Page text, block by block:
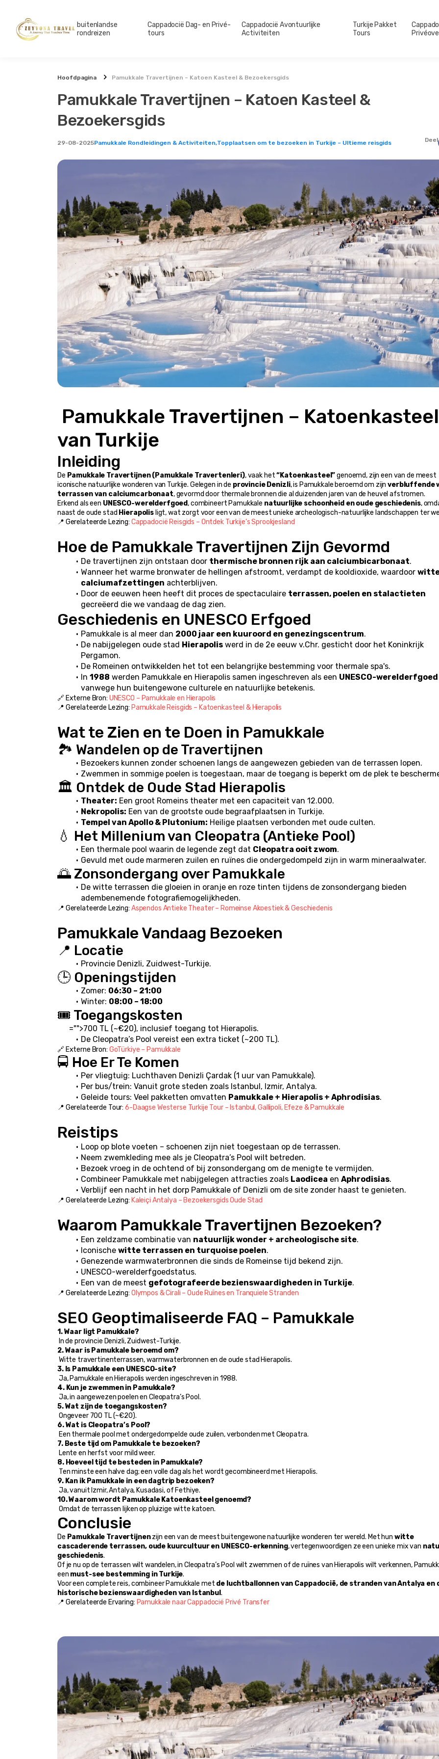
buitenlandse
rondreizen
Cappadocië Dag- en Privé-
tours
Cappadocië Avontuurlijke
Activiteiten
Turkije Pakket
Tours
Hoofdpagina Pamukkale Travertijnen – Katoen Kasteel & Bezoekersgids
Pamukkale Travertijnen – Katoen Kasteel &
Bezoekersgids
29-08-2025Pamukkale Rondleidingen & Activiteiten,Topplaatsen om te bezoeken in Turkije – Ultieme reisgids Deel
van Turkije
Inleiding
De Pamukkale Travertijnen (Pamukkale Travertenleri), vaak het “Katoenkasteel” genoemd, zijn een van de meest
iconische natuurlijke wonderen van Turkije. Gelegen in de provincie Denizli, is Pamukkale beroemd om zijn verbluffende
terrassen van calciumcarbonaat, gevormd door thermale bronnen die al duizenden jaren van de heuvel afstromen.
Erkend als een UNESCO-werelderfgoed, combineert Pamukkale natuurlijke schoonheid en oude geschiedenis,
naast de oude stad Hierapolis ligt, wat zorgt voor een van de meest unieke archeologisch-natuurlijke landschappen ter
📍 Gerelateerde Lezing: Cappadocië Reisgids – Ontdek Turkije’s Sprookjesland
Hoe de Pamukkale Travertijnen Zijn Gevormd
De travertijnen zijn ontstaan door thermische bronnen rijk aan calciumbicarbonaat.
Wanneer het warme bronwater de hellingen afstroomt, verdampt de kooldioxide, waardoor
calciumafzettingen achterblijven.
Door de eeuwen heen heeft dit proces de spectaculaire terrassen, poelen en stalactieten
gecreëerd die we vandaag de dag zien.
Geschiedenis en UNESCO Erfgoed
Pamukkale is al meer dan 2000 jaar een kuuroord en genezingscentrum.
De nabijgelegen oude stad Hierapolis werd in de 2e eeuw v.Chr. gesticht door het Koninkrijk
Pergamon.
De Romeinen ontwikkelden het tot een belangrijke bestemming voor thermale spa's.
In 1988 werden Pamukkale en Hierapolis samen ingeschreven als een UNESCO-werelderfgoed
vanwege hun buitengewone culturele en natuurlijke betekenis.
🔗 Externe Bron: UNESCO – Pamukkale en Hierapolis
📍 Gerelateerde Lezing: Pamukkale Reisgids – Katoenkasteel & Hierapolis
Wat te Zien en te Doen in Pamukkale
🏞️ Wandelen op de Travertijnen
Bezoekers kunnen zonder schoenen langs de aangewezen gebieden van de terrassen lopen.
Zwemmen in sommige poelen is toegestaan, maar de toegang is beperkt om de plek te
🏛️ Ontdek de Oude Stad Hierapolis
Theater: Een groot Romeins theater met een capaciteit van 12.000.
Nekropolis: Een van de grootste oude begraafplaatsen in Turkije.
Tempel van Apollo & Plutonium: Heilige plaatsen verbonden met oude culten.
💧 Het Millenium van Cleopatra (Antieke Pool)
Een thermale pool waarin de legende zegt dat Cleopatra ooit zwom.
Gevuld met oude marmeren zuilen en ruïnes die ondergedompeld zijn in warm mineraalwater.
🌅 Zonsondergang over Pamukkale
De witte terrassen die gloeien in oranje en roze tinten tijdens de zonsondergang bieden
adembenemende fotografiemogelijkheden.
📍 Gerelateerde Lezing: Aspendos Antieke Theater – Romeinse Akoestiek & Geschiedenis
Pamukkale Vandaag Bezoeken
📍 Locatie
Provincie Denizli, Zuidwest-Turkije.
🕒 Openingstijden
Zomer: 06:30 – 21:00
Winter: 08:00 – 18:00
🎟️ Toegangskosten
="">700 TL (~€20), inclusief toegang tot Hierapolis.
De Cleopatra’s Pool vereist een extra ticket (~200 TL).
🔗 Externe Bron: GoTürkiye – Pamukkale
🚍 Hoe Er Te Komen
Per vliegtuig: Luchthaven Denizli Çardak (1 uur van Pamukkale).
Per bus/trein: Vanuit grote steden zoals Istanbul, Izmir, Antalya.
Geleide tours: Veel pakketten omvatten Pamukkale + Hierapolis + Aphrodisias.
📍 Gerelateerde Tour: 6-Daagse Westerse Turkije Tour – Istanbul, Gallipoli, Efeze & Pamukkale
Reistips
Loop op blote voeten – schoenen zijn niet toegestaan op de terrassen.
Neem zwemkleding mee als je Cleopatra’s Pool wilt betreden.
Bezoek vroeg in de ochtend of bij zonsondergang om de menigte te vermijden.
Combineer Pamukkale met nabijgelegen attracties zoals Laodicea en Aphrodisias.
Verblijf een nacht in het dorp Pamukkale of Denizli om de site zonder haast te genieten.
📍 Gerelateerde Lezing: Kaleiçi Antalya – Bezoekersgids Oude Stad
Waarom Pamukkale Travertijnen Bezoeken?
Een zeldzame combinatie van natuurlijk wonder + archeologische site.
Iconische witte terrassen en turquoise poelen.
Genezende warmwaterbronnen die sinds de Romeinse tijd bekend zijn.
UNESCO-werelderfgoedstatus.
Een van de meest gefotografeerde bezienswaardigheden in Turkije.
📍 Gerelateerde Lezing: Olympos & Cirali – Oude Ruïnes en Tranquiele Stranden
SEO Geoptimaliseerde FAQ – Pamukkale
1. Waar ligt Pamukkale?
In de provincie Denizli, Zuidwest-Turkije.
2. Waar is Pamukkale beroemd om?
Witte travertinenterrassen, warmwaterbronnen en de oude stad Hierapolis.
3. Is Pamukkale een UNESCO-site?
Ja, Pamukkale en Hierapolis werden ingeschreven in 1988.
4. Kun je zwemmen in Pamukkale?
Ja, in aangewezen poelen en Cleopatra’s Pool.
5. Wat zijn de toegangskosten?
Ongeveer 700 TL (~€20).
6. Wat is Cleopatra’s Pool?
Een thermale pool met ondergedompelde oude zuilen, verbonden met Cleopatra.
7. Beste tijd om Pamukkale te bezoeken?
Lente en herfst voor mild weer.
8. Hoeveel tijd te besteden in Pamukkale?
Ten minste een halve dag; een volle dag als het wordt gecombineerd met Hierapolis.
9. Kan ik Pamukkale in een dagtrip bezoeken?
Ja, vanuit Izmir, Antalya, Kusadasi, of Fethiye.
10. Waarom wordt Pamukkale Katoenkasteel genoemd?
Omdat de terrassen lijken op pluizige witte katoen.
Conclusie
De Pamukkale Travertijnen zijn een van de meest buitengewone natuurlijke wonderen ter wereld. Met hun witte
cascaderende terrassen, oude kuurcultuur en UNESCO-erkenning, vertegenwoordigen ze een unieke mix van
geschiedenis.
Of je nu op de terrassen wilt wandelen, in Cleopatra’s Pool wilt zwemmen of de ruïnes van Hierapolis wilt verkennen,
een must-see bestemming in Turkije.
Voor een complete reis, combineer Pamukkale met de luchtballonnen van Cappadocië, de stranden van Antalya en
historische bezienswaardigheden van Istanbul.
📍 Gerelateerde Ervaring: Pamukkale naar Cappadocië Privé Transfer